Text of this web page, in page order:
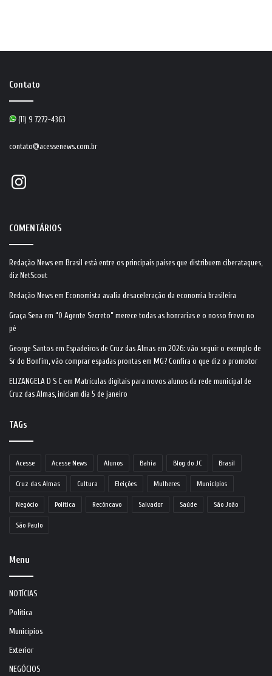
Contato
(11) 9 7272-4363
contato@acessenews.com.br
Instagram
COMENTÁRIOS
Redação News em Brasil está entre os principais países que distribuem ciberataques,
diz NetScout
Redação News em Economista avalia desaceleração da economia brasileira
Graça Sena em “O Agente Secreto” merece todas as honrarias e o nosso frevo no
pé
George Santos em Espadeiros de Cruz das Almas em 2026: vão seguir o exemplo de
Sr do Bonfim, vão comprar espadas prontas em MG? Confira o que diz o promotor
ELIZANGELA D S C em Matrículas digitais para novos alunos da rede municipal de
Cruz das Almas, iniciam dia 5 de janeiro
TAGs
Acesse Acesse News Alunos Bahia Blog do JC Brasil
Cruz das Almas Cultura Eleições Mulheres Municípios
Negócio Política Recôncavo Salvador Saúde São João
São Paulo
Menu
NOTÍCIAS
Política
Municípios
Exterior
NEGÓCIOS